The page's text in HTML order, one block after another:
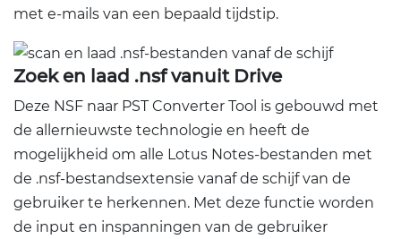
met e-mails van een bepaald tijdstip.
Zoek en laad .nsf vanuit Drive
Deze NSF naar PST Converter Tool is gebouwd met
de allernieuwste technologie en heeft de
mogelijkheid om alle Lotus Notes-bestanden met
de .nsf-bestandsextensie vanaf de schijf van de
gebruiker te herkennen. Met deze functie worden
de input en inspanningen van de gebruiker